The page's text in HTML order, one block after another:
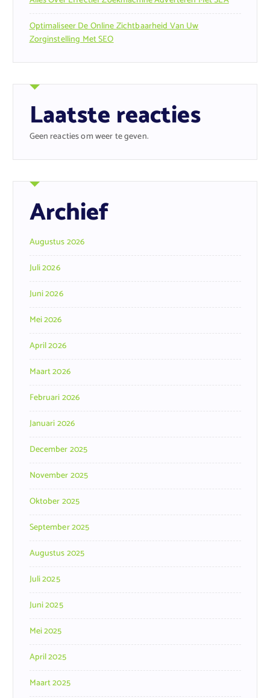
Optimaliseer De Online Zichtbaarheid Van Uw
Zorginstelling Met SEO
Laatste reacties
Geen reacties om weer te geven.
Archief
Augustus 2026
Juli 2026
Juni 2026
Mei 2026
April 2026
Maart 2026
Februari 2026
Januari 2026
December 2025
November 2025
Oktober 2025
September 2025
Augustus 2025
Juli 2025
Juni 2025
Mei 2025
April 2025
Maart 2025